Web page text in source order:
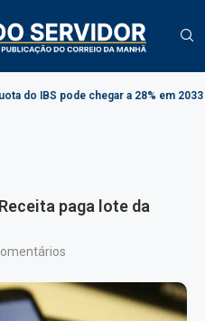
a 28% em 2033 Projeto
Receita paga lote da